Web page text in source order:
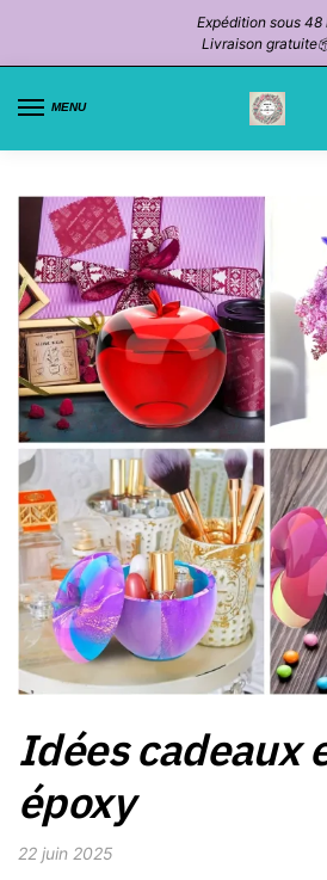
Expédition sous 48
Livraison
MENU
Idées cadeaux
époxy
22 juin 2025